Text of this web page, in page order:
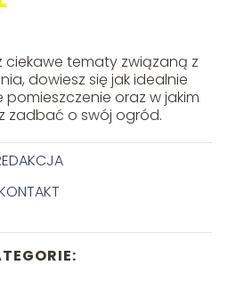
ciekawe tematy związaną z
dowiesz się jak idealnie
oraz w jakim
zadbać o swój ogród.